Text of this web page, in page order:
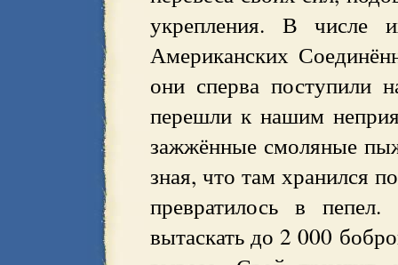
укрепления. В числе
Американских
они сперва
перешли к нашим
зажжённые смоляные
зная, что там хранился
превратилось в
вытаскать до 2 000